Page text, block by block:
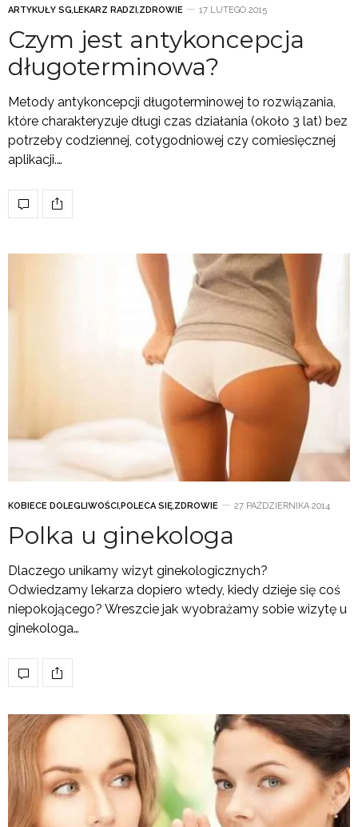
ARTYKUŁY SG,LEKARZ RADZI,ZDROWIE 17 LUTEGO 2015
Czym jest antykoncepcja
długoterminowa?
Metody antykoncepcji długoterminowej to rozwiązania,
które charakteryzuje długi czas działania (około 3 lat) bez
potrzeby codziennej, cotygodniowej czy comiesięcznej
aplikacji.…
KOBIECE DOLEGLIWOŚCI ,POLECA SIĘ,ZDROWIE 27 PAŹDZIERNIKA 2014
Polka u ginekologa
Dlaczego unikamy wizyt ginekologicznych?
Odwiedzamy lekarza dopiero wtedy, kiedy dzieje się coś
niepokojącego? Wreszcie jak wyobrażamy sobie wizytę u
ginekologa…